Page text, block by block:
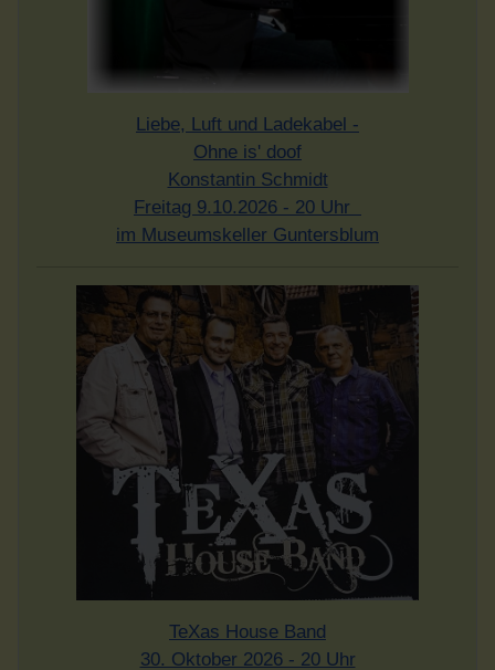
Liebe, Luft und Ladekabel -
Ohne is' doof
Konstantin Schmidt
Freitag 9.10.2026 - 20 Uhr
im Museumskeller Guntersblum
TeXas House Band
30. Oktober 2026 - 20 Uhr